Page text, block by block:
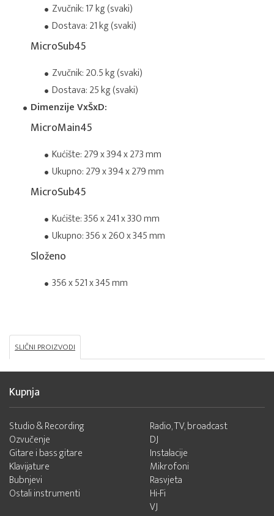
Zvučnik: 17 kg (svaki)
Dostava: 21 kg (svaki)
MicroSub45
Zvučnik: 20.5 kg (svaki)
Dostava: 25 kg (svaki)
Dimenzije VxŠxD:
MicroMain45
Kućište: 279 x 394 x 273 mm
Ukupno: 279 x 394 x 279 mm
MicroSub45
Kućište: 356 x 241 x 330 mm
Ukupno: 356 x 260 x 345 mm
Složeno
356 x 521 x 345 mm
SLIČNI PROIZVODI
Kupnja
Studio & Recording
Ozvučenje
Gitare i bass gitare
Klavijature
Bubnjevi
Ostali instrumenti
Radio, TV, broadcast
DJ
Instalacije
Mikrofoni
Rasvjeta
Hi-Fi
VJ